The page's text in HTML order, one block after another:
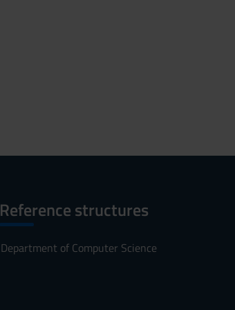
Reference structures
Department of Computer Science